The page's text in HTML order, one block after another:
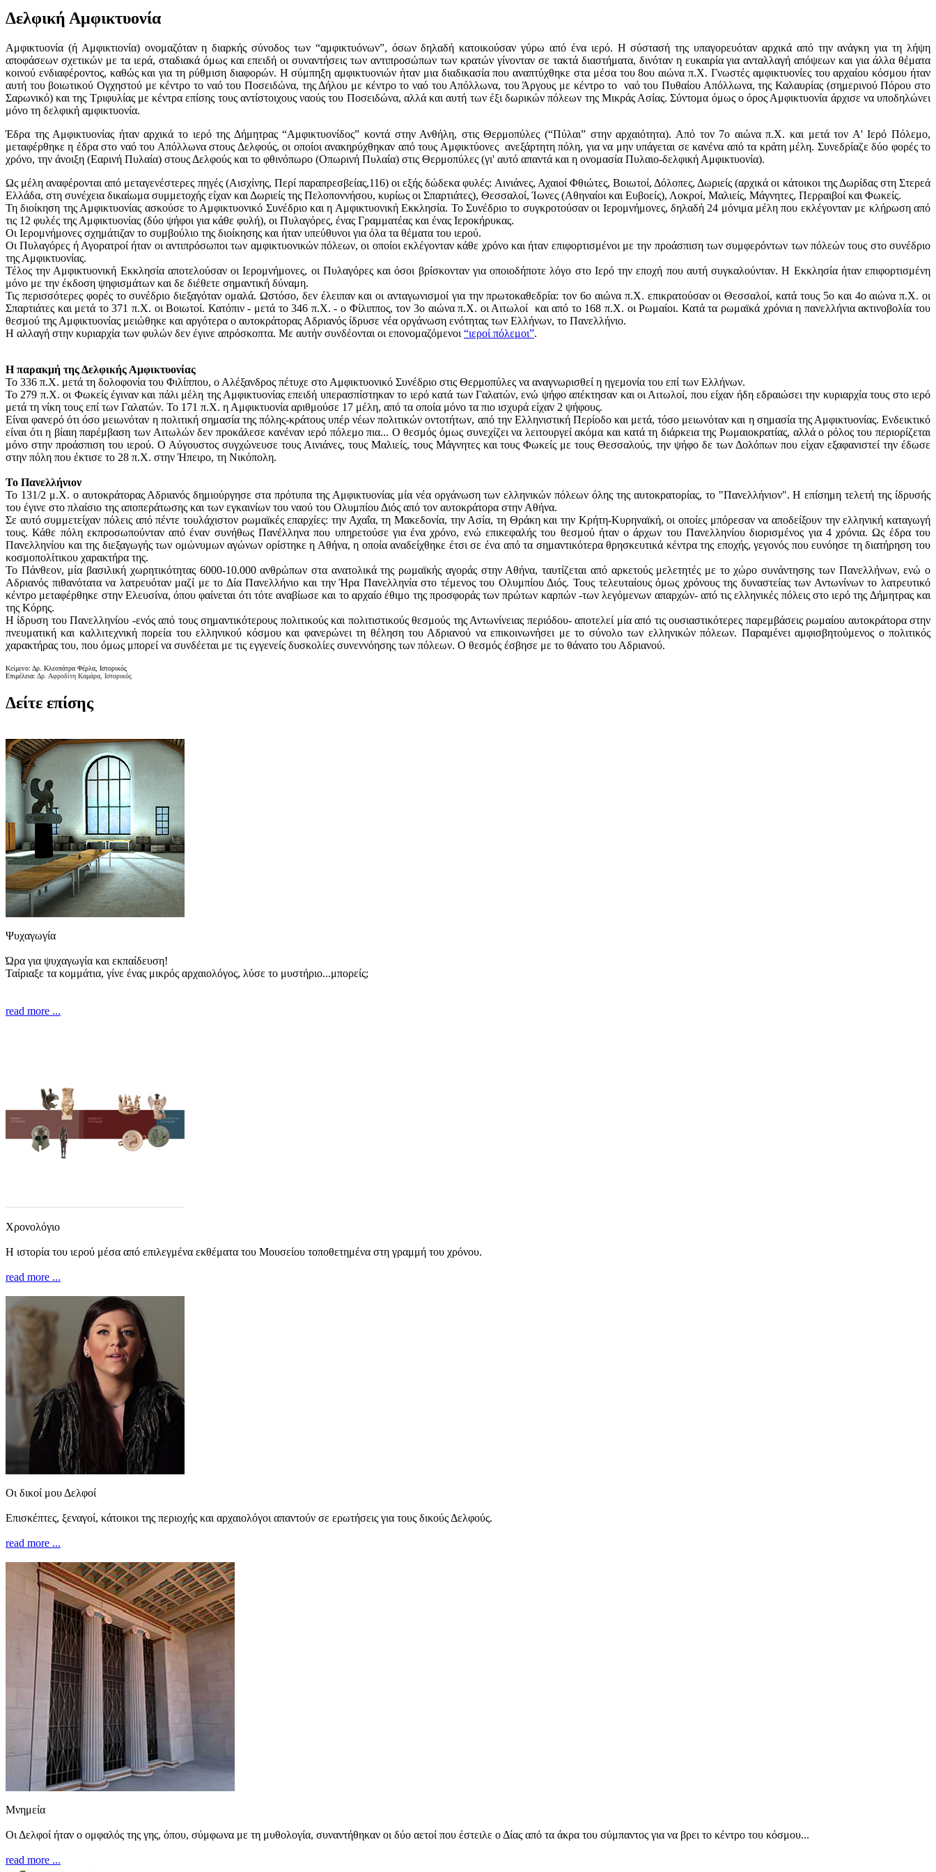
Δελφική Αμφικτυονία
Αμφικτυονία (ή Αμφικτιονία) ονομαζόταν η διαρκής σύνοδος των “αμφικτυόνων”, όσων δηλαδή κατοικούσαν γύρω από ένα ιερό. Η σύστασή της υπαγορευόταν αρχικά από την ανάγκη για τη λήψη
αποφάσεων σχετικών με τα ιερά, σταδιακά όμως και επειδή οι συναντήσεις των αντιπροσώπων των κρατών γίνονταν σε τακτά διαστήματα, δινόταν η ευκαιρία για ανταλλαγή απόψεων και για άλλα θέματα
κοινού ενδιαφέροντος, καθώς και για τη ρύθμιση διαφορών. Η σύμπηξη αμφικτυονιών ήταν μια διαδικασία που αναπτύχθηκε στα μέσα του 8ου αιώνα π.Χ. Γνωστές αμφικτυονίες του αρχαίου κόσμου ήταν
αυτή του βοιωτικού Ογχηστού με κέντρο το ναό του Ποσειδώνα, της Δήλου με κέντρο το ναό του Απόλλωνα, του Άργους με κέντρο το ναό του Πυθαίου Απόλλωνα, της Καλαυρίας (σημερινού Πόρου στο
Σαρωνικό) και της Τριφυλίας με κέντρα επίσης τους αντίστοιχους ναούς του Ποσειδώνα, αλλά και αυτή των έξι δωρικών πόλεων της Μικράς Ασίας. Σύντομα όμως ο όρος Αμφικτυονία άρχισε να υποδηλώνει
μόνο τη δελφική αμφικτυονία.
Έδρα της Αμφικτυονίας ήταν αρχικά το ιερό της Δήμητρας “Αμφικτυονίδος” κοντά στην Ανθήλη, στις Θερμοπύλες (“Πύλαι” στην αρχαιότητα). Από τον 7ο αιώνα π.Χ. και μετά τον Α' Ιερό Πόλεμο,
μεταφέρθηκε η έδρα στο ναό του Απόλλωνα στους Δελφούς, οι οποίοι ανακηρύχθηκαν από τους Αμφικτύονες ανεξάρτητη πόλη, για να μην υπάγεται σε κανένα από τα κράτη μέλη. Συνεδρίαζε δύο φορές το
χρόνο, την άνοιξη (Εαρινή Πυλαία) στους Δελφούς και το φθινόπωρο (Οπωρινή Πυλαία) στις Θερμοπύλες (γι' αυτό απαντά και η ονομασία Πυλαιο-δελφική Αμφικτυονία).
Ως μέλη αναφέρονται από μεταγενέστερες πηγές (Αισχίνης, Περί παραπρεσβείας,116) οι εξής δώδεκα φυλές: Αινιάνες, Αχαιοί Φθιώτες, Βοιωτοί, Δόλοπες, Δωριείς (αρχικά οι κάτοικοι της Δωρίδας στη Στερεά
Ελλάδα, στη συνέχεια δικαίωμα συμμετοχής είχαν και Δωριείς της Πελοποννήσου, κυρίως οι Σπαρτιάτες), Θεσσαλοί, Ίωνες (Αθηναίοι και Ευβοείς), Λοκροί, Μαλιείς, Μάγνητες, Περραιβοί και Φωκείς.
Τη διοίκηση της Αμφικτυονίας ασκούσε το Αμφικτυονικό Συνέδριο και η Αμφικτυονική Εκκλησία. Το Συνέδριο το συγκροτούσαν οι Ιερομνήμονες, δηλαδή 24 μόνιμα μέλη που εκλέγονταν με κλήρωση από
τις 12 φυλές της Αμφικτυονίας (δύο ψήφοι για κάθε φυλή), οι Πυλαγόρες, ένας Γραμματέας και ένας Ιεροκήρυκας.
Οι Ιερομνήμονες σχημάτιζαν το συμβούλιο της διοίκησης και ήταν υπεύθυνοι για όλα τα θέματα του ιερού.
Οι Πυλαγόρες ή Αγορατροί ήταν οι αντιπρόσωποι των αμφικτυονικών πόλεων, οι οποίοι εκλέγονταν κάθε χρόνο και ήταν επιφορτισμένοι με την προάσπιση των συμφερόντων των πόλεών τους στο συνέδριο
της Αμφικτυονίας.
Τέλος την Αμφικτυονική Εκκλησία αποτελούσαν οι Ιερομνήμονες, οι Πυλαγόρες και όσοι βρίσκονταν για οποιοδήποτε λόγο στο Ιερό την εποχή που αυτή συγκαλούνταν. Η Εκκλησία ήταν επιφορτισμένη
μόνο με την έκδοση ψηφισμάτων και δε διέθετε σημαντική δύναμη.
Τις περισσότερες φορές το συνέδριο διεξαγόταν ομαλά. Ωστόσο, δεν έλειπαν και οι ανταγωνισμοί για την πρωτοκαθεδρία: τον 6ο αιώνα π.Χ. επικρατούσαν οι Θεσσαλοί, κατά τους 5ο και 4ο αιώνα π.Χ. οι
Σπαρτιάτες και μετά το 371 π.Χ. οι Βοιωτοί. Κατόπιν - μετά το 346 π.Χ. - ο Φίλιππος, τον 3ο αιώνα π.Χ. οι Αιτωλοί και από το 168 π.Χ. οι Ρωμαίοι. Κατά τα ρωμαϊκά χρόνια η πανελλήνια ακτινοβολία του
θεσμού της Αμφικτυονίας μειώθηκε και αργότερα ο αυτοκράτορας Αδριανός ίδρυσε νέα οργάνωση ενότητας των Ελλήνων, το Πανελλήνιο.
Η αλλαγή στην κυριαρχία των φυλών δεν έγινε απρόσκοπτα. Με αυτήν συνδέονται οι επονομαζόμενοι “ιεροί πόλεμοι”.
Η παρακμή της Δελφικής Αμφικτυονίας
Το 336 π.Χ. μετά τη δολοφονία του Φιλίππου, ο Αλέξανδρος πέτυχε στο Αμφικτυονικό Συνέδριο στις Θερμοπύλες να αναγνωρισθεί η ηγεμονία του επί των Ελλήνων.
Το 279 π.Χ. οι Φωκείς έγιναν και πάλι μέλη της Αμφικτυονίας επειδή υπερασπίστηκαν το ιερό κατά των Γαλατών, ενώ ψήφο απέκτησαν και οι Αιτωλοί, που είχαν ήδη εδραιώσει την κυριαρχία τους στο ιερό
μετά τη νίκη τους επί των Γαλατών. Το 171 π.Χ. η Αμφικτυονία αριθμούσε 17 μέλη, από τα οποία μόνο τα πιο ισχυρά είχαν 2 ψήφους.
Είναι φανερό ότι όσο μειωνόταν η πολιτική σημασία της πόλης-κράτους υπέρ νέων πολιτικών οντοτήτων, από την Ελληνιστική Περίοδο και μετά, τόσο μειωνόταν και η σημασία της Αμφικτυονίας. Ενδεικτικό
είναι ότι η βίαιη παρέμβαση των Αιτωλών δεν προκάλεσε κανέναν ιερό πόλεμο πια... Ο θεσμός όμως συνεχίζει να λειτουργεί ακόμα και κατά τη διάρκεια της Ρωμαιοκρατίας, αλλά ο ρόλος του περιορίζεται
μόνο στην προάσπιση του ιερού. Ο Αύγουστος συγχώνευσε τους Αινιάνες, τους Μαλιείς, τους Μάγνητες και τους Φωκείς με τους Θεσσαλούς, την ψήφο δε των Δολόπων που είχαν εξαφανιστεί την έδωσε
στην πόλη που έκτισε το 28 π.Χ. στην Ήπειρο, τη Νικόπολη.
Το Πανελλήνιον
Το 131/2 μ.Χ. ο αυτοκράτορας Αδριανός δημιούργησε στα πρότυπα της Αμφικτυονίας μία νέα οργάνωση των ελληνικών πόλεων όλης της αυτοκρατορίας, το "Πανελλήνιον". Η επίσημη τελετή της ίδρυσής
του έγινε στο πλαίσιο της αποπεράτωσης και των εγκαινίων του ναού του Ολυμπίου Διός από τον αυτοκράτορα στην Αθήνα.
Σε αυτό συμμετείχαν πόλεις από πέντε τουλάχιστον ρωμαϊκές επαρχίες: την Αχαΐα, τη Μακεδονία, την Ασία, τη Θράκη και την Κρήτη-Κυρηναϊκή, οι οποίες μπόρεσαν να αποδείξουν την ελληνική καταγωγή
τους. Κάθε πόλη εκπροσωπούνταν από έναν συνήθως Πανέλληνα που υπηρετούσε για ένα χρόνο, ενώ επικεφαλής του θεσμού ήταν ο άρχων του Πανελληνίου διορισμένος για 4 χρόνια. Ως έδρα του
Πανελληνίου και της διεξαγωγής των ομώνυμων αγώνων ορίστηκε η Αθήνα, η οποία αναδείχθηκε έτσι σε ένα από τα σημαντικότερα θρησκευτικά κέντρα της εποχής, γεγονός που ευνόησε τη διατήρηση του
κοσμοπολίτικου χαρακτήρα της.
Το Πάνθεον, μία βασιλική χωρητικότητας 6000-10.000 ανθρώπων στα ανατολικά της ρωμαϊκής αγοράς στην Αθήνα, ταυτίζεται από αρκετούς μελετητές με το χώρο συνάντησης των Πανελλήνων, ενώ ο
Αδριανός πιθανότατα να λατρευόταν μαζί με το Δία Πανελλήνιο και την Ήρα Πανελληνία στο τέμενος του Ολυμπίου Διός. Τους τελευταίους όμως χρόνους της δυναστείας των Αντωνίνων το λατρευτικό
κέντρο μεταφέρθηκε στην Ελευσίνα, όπου φαίνεται ότι τότε αναβίωσε και το αρχαίο έθιμο της προσφοράς των πρώτων καρπών -των λεγόμενων απαρχών- από τις ελληνικές πόλεις στο ιερό της Δήμητρας και
της Κόρης.
Η ίδρυση του Πανελληνίου -ενός από τους σημαντικότερους πολιτικούς και πολιτιστικούς θεσμούς της Αντωνίνειας περιόδου- αποτελεί μία από τις ουσιαστικότερες παρεμβάσεις ρωμαίου αυτοκράτορα στην
πνευματική και καλλιτεχνική πορεία του ελληνικού κόσμου και φανερώνει τη θέληση του Αδριανού να επικοινωνήσει με το σύνολο των ελληνικών πόλεων. Παραμένει αμφισβητούμενος ο πολιτικός
χαρακτήρας του, που όμως μπορεί να συνδέεται με τις εγγενείς δυσκολίες συνεννόησης των πόλεων. Ο θεσμός έσβησε με το θάνατο του Αδριανού.
Κείμενο: Δρ. Κλεοπάτρα Φέρλα, Ιστορικός
Επιμέλεια: Δρ. Αφροδίτη Καμάρα, Ιστορικός
Δείτε επίσης
Ψυχαγωγία
Ώρα για ψυχαγωγία και εκπαίδευση!
Ταίριαξε τα κομμάτια, γίνε ένας μικρός αρχαιολόγος, λύσε το μυστήριο...μπορείς;
read more ...
Χρονολόγιο
Η ιστορία του ιερού μέσα από επιλεγμένα εκθέματα του Μουσείου τοποθετημένα στη γραμμή του χρόνου.
read more ...
Οι δικοί μου Δελφοί
Επισκέπτες, ξεναγοί, κάτοικοι της περιοχής και αρχαιολόγοι απαντούν σε ερωτήσεις για τους δικούς Δελφούς.
read more ...
Μνημεία
Οι Δελφοί ήταν ο ομφαλός της γης, όπου, σύμφωνα με τη μυθολογία, συναντήθηκαν οι δύο αετοί που έστειλε ο Δίας από τα άκρα του σύμπαντος για να βρει το κέντρο του κόσμου...
read more ...